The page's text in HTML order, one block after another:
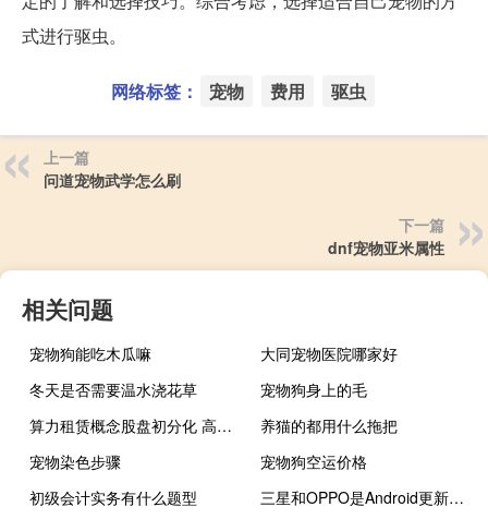
式进行驱虫。
网络标签： 宠物 费用 驱虫
上一篇
问道宠物武学怎么刷
下一篇
dnf宠物亚米属性
相关问题
宠物狗能吃木瓜嘛
大同宠物医院哪家好
冬天是否需要温水浇花草
宠物狗身上的毛
算力租赁概念股盘初分化 高新发展7连板
养猫的都用什么拖把
宠物染色步骤
宠物狗空运价格
初级会计实务有什么题型
三星和OPPO是Android更新的最佳品牌之一